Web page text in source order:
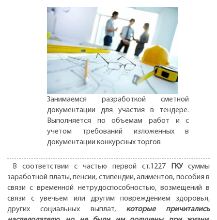
Занимаемся разработкой сметной
документации для участия в тендере.
Выполняется по объемам работ и с
учетом требований изложенных в
документации конкурсных торгов
В соответствии с частью первой ст.1227 ГКУ суммы
заработной платы, пенсии, стипендии, алиментов, пособия в
связи с временной нетрудоспособностью, возмещений в
связи с увечьем или другим повреждением здоровья,
других социальных выплат, которые причитались